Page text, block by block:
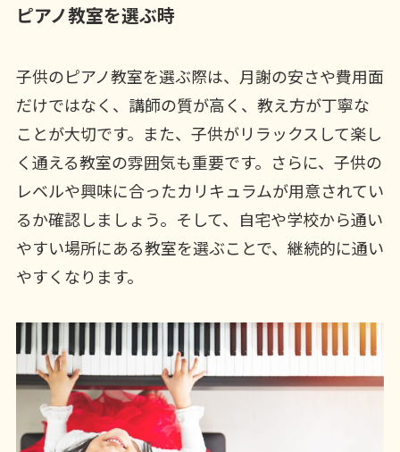
ピアノ教室を選ぶ時
子供のピアノ教室を選ぶ際は、月謝の安さや費用面
だけではなく、講師の質が高く、教え方が丁寧な
ことが大切です。また、子供がリラックスして楽し
く通える教室の雰囲気も重要です。さらに、子供の
レベルや興味に合ったカリキュラムが用意されてい
るか確認しましょう。そして、自宅や学校から通い
やすい場所にある教室を選ぶことで、継続的に通い
やすくなります。